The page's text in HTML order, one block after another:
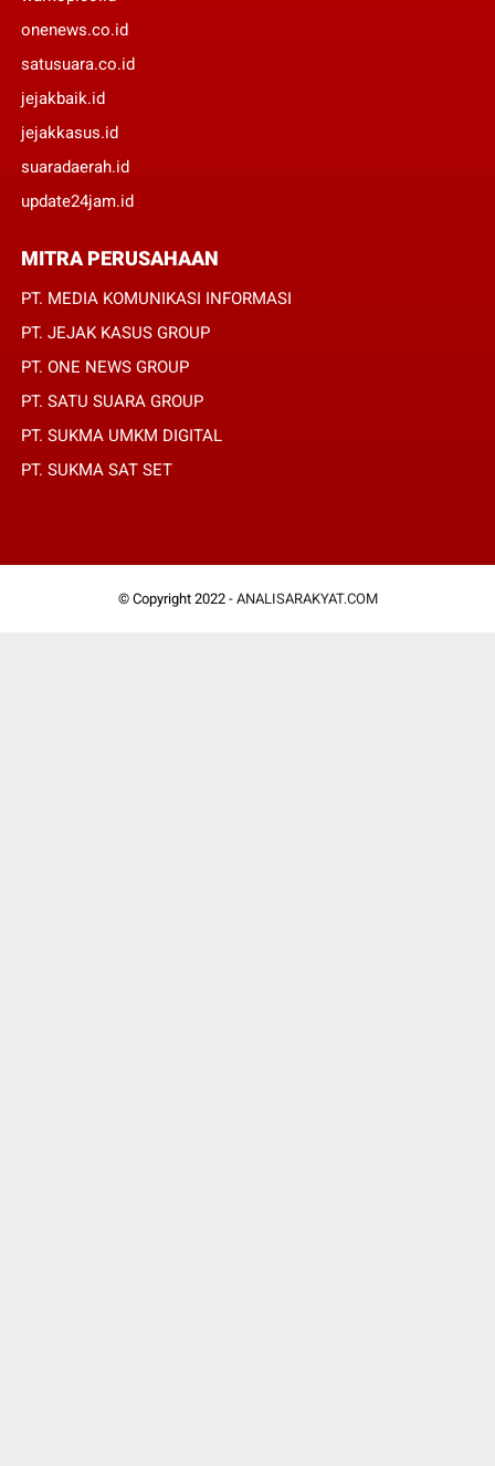
onenews.co.id
satusuara.co.id
jejakbaik.id
jejakkasus.id
suaradaerah.id
update24jam.id
MITRA PERUSAHAAN
PT. MEDIA KOMUNIKASI INFORMASI
PT. JEJAK KASUS GROUP
PT. ONE NEWS GROUP
PT. SATU SUARA GROUP
PT. SUKMA UMKM DIGITAL
PT. SUKMA SAT SET
© Copyright 2022 - ANALISARAKYAT.COM